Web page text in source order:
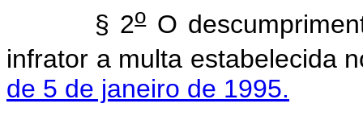
§ 2oO
infrator a multa estabelecida
de 5 de janeiro de 1995.